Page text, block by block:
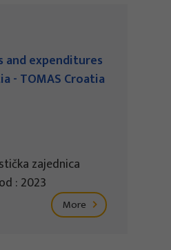
expenditures
- TOMAS Croatia
zajednica
: 2023
More